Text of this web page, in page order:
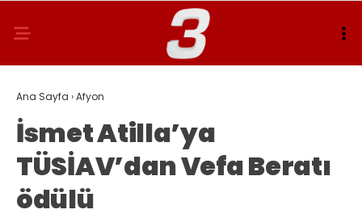
Ana Sayfa ›Afyon
İsmet Atilla’ya
TÜSİAV’dan Vefa Beratı
ödülü